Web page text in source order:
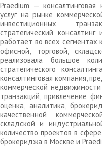
Praedium —
услуг на рынке
инвестиционных
стратегический
работает во всех
офисной, торговой,
реализовала большое
стратегического
консалтинговая компания,
коммерческой
транзакций, привлечение
оценка, аналитика,
качественной
складской и
количество проектов в
брокериджа в Москве и